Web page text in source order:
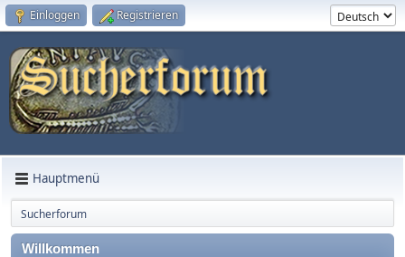
Einloggen Registrieren
Hauptmenü
Sucherforum
Willkommen